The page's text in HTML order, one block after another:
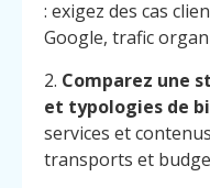
: exigez des cas
Google, trafic
2. Comparez une
et typologies de
services et
transports et